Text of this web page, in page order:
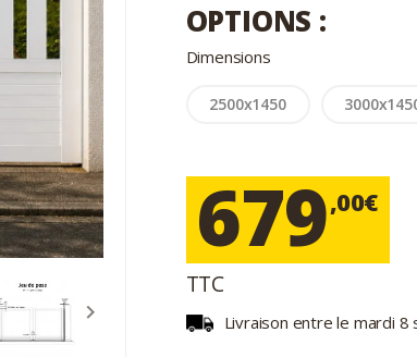

OPTIONS :
Dimensions
2500x1450
679,00€
TTC
Livraison entre le mardi